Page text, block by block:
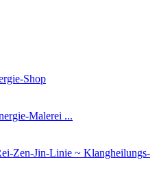
Shop
Malerei ...
Zen-Jin-Linie ~ Klangheilungs-